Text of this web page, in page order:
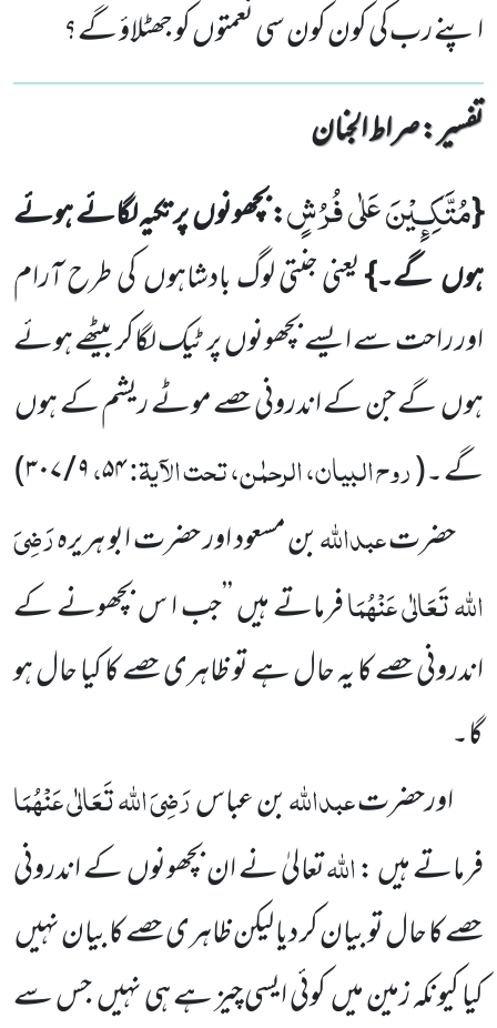
اپنے رب کی کون کون سی نعمتوں کو جھٹلاؤ گے؟
تفسیر : ‎صراط الجنان
{مُتَّكِـٕیْنَ عَلٰى فُرُشٍ: بچھونوں پر تکیہ لگائے ہوئے
ہوں گے۔}یعنی جنتی لوگ بادشاہوں کی طرح آرام
اور راحت سے ایسے بچھونوں پر ٹیک لگاکر بیٹھے ہوئے
ہوں گے جن کے اندرونی حصے موٹے ریشم کے ہوں
گے ۔(روح البیان، الرحمٰن، تحت الآیۃ:۵۴،۹ / ۳۰۷
)
حضرتعبداللہبن مسعود اور حضرت ابو ہریرہرَضِیَ
اللہ تَعَالٰی عَنْہُمَافرماتے ہیں ’’جب ا س بچھونے کے
اندرونی حصے کا یہ حال ہے تو ظاہری حصے کا کیا حال ہو
گا۔
اورحضرتعبداللہبن عباسرَضِیَ اللہ تَعَالٰی عَنْہُمَا
فرماتے ہیں :اللہتعالیٰ نے ان بچھونوں کے اندرونی
حصے کا حال تو بیان کر دیا لیکن ظاہری حصے کا بیان نہیں
کیا کیونکہ زمین میں کوئی ایسی چیز ہے ہی نہیں جس سے